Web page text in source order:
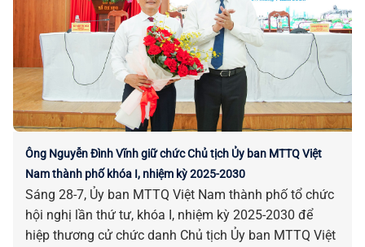
Ông Nguyễn Đình Vĩnh giữ chức Chủ tịch Ủy ban MTTQ Việt
Nam thành phố khóa I, nhiệm kỳ 2025-2030
Sáng 28-7, Ủy ban MTTQ Việt Nam thành phố tổ chức
hội nghị lần thứ tư, khóa I, nhiệm kỳ 2025-2030 để
hiệp thương cử chức danh Chủ tịch Ủy ban MTTQ Việt